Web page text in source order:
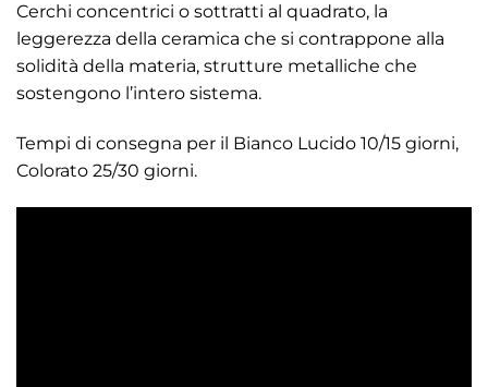
Cerchi concentrici o sottratti al quadrato, la
leggerezza della ceramica che si contrappone alla
solidità della materia, strutture metalliche che
sostengono l’intero sistema.
Tempi di consegna per il Bianco Lucido 10/15 giorni,
Colorato 25/30 giorni.